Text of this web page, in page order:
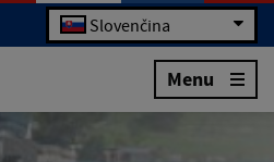
Slovenčina
Menu